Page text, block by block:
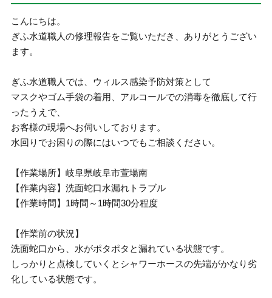
こんにちは。
ぎふ水道職人の修理報告をご覧いただき、ありがとうござい
ます。
ぎふ水道職人では、ウィルス感染予防対策として
マスクやゴム手袋の着用、アルコールでの消毒を徹底して行
ったうえで、
お客様の現場へお伺いしております。
水回りでお困りの際にはいつでもご相談ください。
【作業場所】岐阜県岐阜市萱場南
【作業内容】洗面蛇口水漏れトラブル
【作業時間】1時間～1時間30分程度
【作業前の状況】
洗面蛇口から、水がポタポタと漏れている状態です。
しっかりと点検していくとシャワーホースの先端がかなり劣
化している状態です。